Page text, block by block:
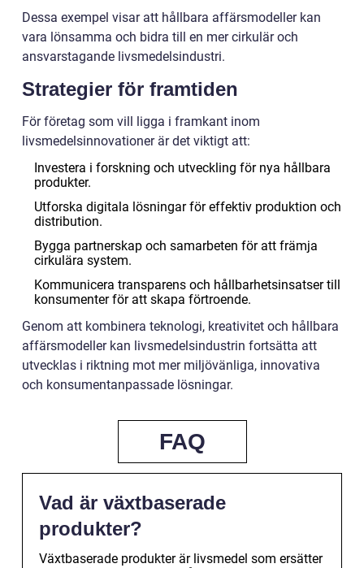
Dessa exempel visar att hållbara affärsmodeller kan
vara lönsamma och bidra till en mer cirkulär och
ansvarstagande livsmedelsindustri.
Strategier för framtiden
För företag som vill ligga i framkant inom
livsmedelsinnovationer är det viktigt att:
Investera i forskning och utveckling för nya hållbara
produkter.
Utforska digitala lösningar för effektiv produktion och
distribution.
Bygga partnerskap och samarbeten för att främja
cirkulära system.
Kommunicera transparens och hållbarhetsinsatser till
konsumenter för att skapa förtroende.
Genom att kombinera teknologi, kreativitet och hållbara
affärsmodeller kan livsmedelsindustrin fortsätta att
utvecklas i riktning mot mer miljövänliga, innovativa
och konsumentanpassade lösningar.
FAQ
Vad är växtbaserade
produkter?
Växtbaserade produkter är livsmedel som ersätter